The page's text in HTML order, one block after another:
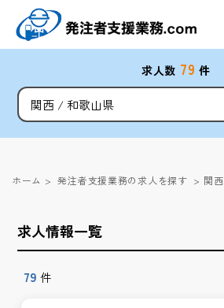
求人数 79 件
関西 和歌山県
ホーム > 発注者支援業務の求人を探す > 関西
求人情報一覧
79 件